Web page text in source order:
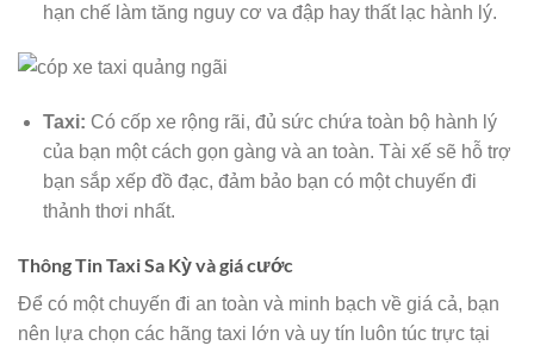
hạn chế làm tăng nguy cơ va đập hay thất lạc hành lý.
Taxi: Có cốp xe rộng rãi, đủ sức chứa toàn bộ hành lý
của bạn một cách gọn gàng và an toàn. Tài xế sẽ hỗ trợ
bạn sắp xếp đồ đạc, đảm bảo bạn có một chuyến đi
thảnh thơi nhất.
Thông Tin Taxi Sa Kỳ và giá cước
Để có một chuyến đi an toàn và minh bạch về giá cả, bạn
nên lựa chọn các hãng taxi lớn và uy tín luôn túc trực tại